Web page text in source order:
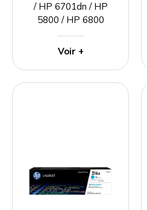
/ HP 6701dn / HP
5800 / HP 6800
Voir +